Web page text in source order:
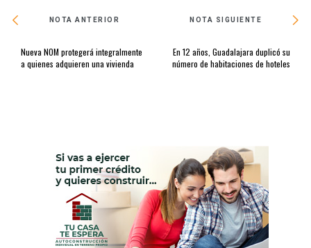
NOTA ANTERIOR
Nueva NOM protegerá integralmente
a quienes adquieren una vivienda
NOTA SIGUIENTE
En 12 años, Guadalajara duplicó su
número de habitaciones de hoteles